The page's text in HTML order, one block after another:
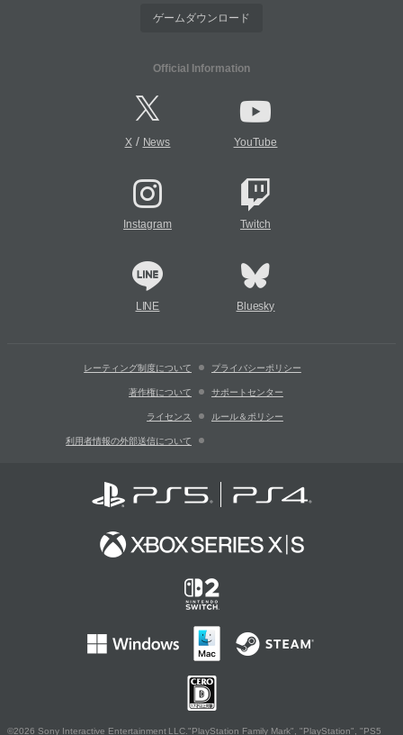
ゲームダウンロード
Official Information
X/ News YouTube
Instagram Twitch
LINE Bluesky
レーティング制度について プライバシーポリシー
著作権について サポートセンター
ライセンス ルール＆ポリシー
利用者情報の外部送信について
©2026 Sony Interactive Entertainment LLC."PlayStation Family Mark", "PlayStation", "PS5